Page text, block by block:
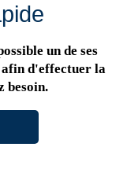
un de ses
d'effectuer la
besoin.